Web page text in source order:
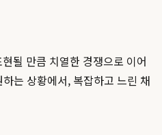
될 만큼 치열한 경쟁으로 이어
는 상황에서, 복잡하고 느린 채